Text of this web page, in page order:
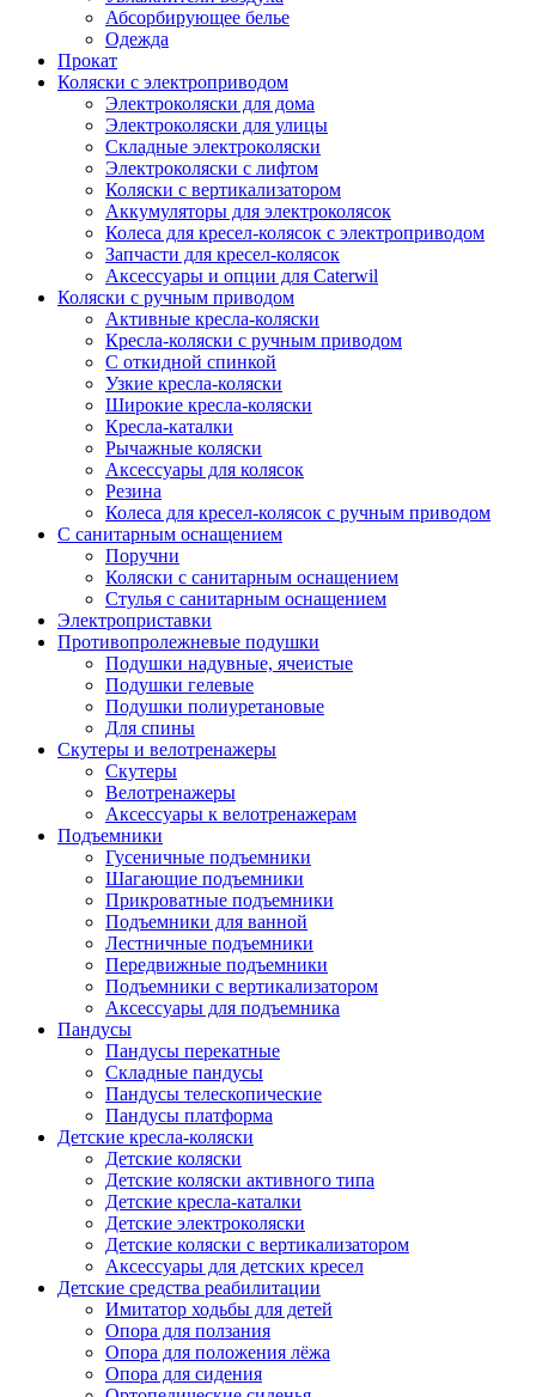
Абсорбирующее белье
Одежда
Прокат
Коляски с электроприводом
Электроколяски для дома
Электроколяски для улицы
Складные электроколяски
Электроколяски с лифтом
Коляски с вертикализатором
Аккумуляторы для электроколясок
Колеса для кресел-колясок с электроприводом
Запчасти для кресел-колясок
Аксессуары и опции для Caterwil
Коляски с ручным приводом
Активные кресла-коляски
Кресла-коляски с ручным приводом
С откидной спинкой
Узкие кресла-коляски
Широкие кресла-коляски
Кресла-каталки
Рычажные коляски
Аксессуары для колясок
Резина
Колеса для кресел-колясок с ручным приводом
С санитарным оснащением
Поручни
Коляски с санитарным оснащением
Стулья с санитарным оснащением
Электроприставки
Противопролежневые подушки
Подушки надувные, ячеистые
Подушки гелевые
Подушки полиуретановые
Для спины
Скутеры и велотренажеры
Скутеры
Велотренажеры
Аксессуары к велотренажерам
Подъемники
Гусеничные подъемники
Шагающие подъемники
Прикроватные подъемники
Подъемники для ванной
Лестничные подъемники
Передвижные подъемники
Подъемники с вертикализатором
Аксессуары для подъемника
Пандусы
Пандусы перекатные
Складные пандусы
Пандусы телескопические
Пандусы платформа
Детские кресла-коляски
Детские коляски
Детские коляски активного типа
Детские кресла-каталки
Детские электроколяски
Детские коляски с вертикализатором
Аксессуары для детских кресел
Детские средства реабилитации
Имитатор ходьбы для детей
Опора для ползания
Опора для положения лёжа
Опора для сидения